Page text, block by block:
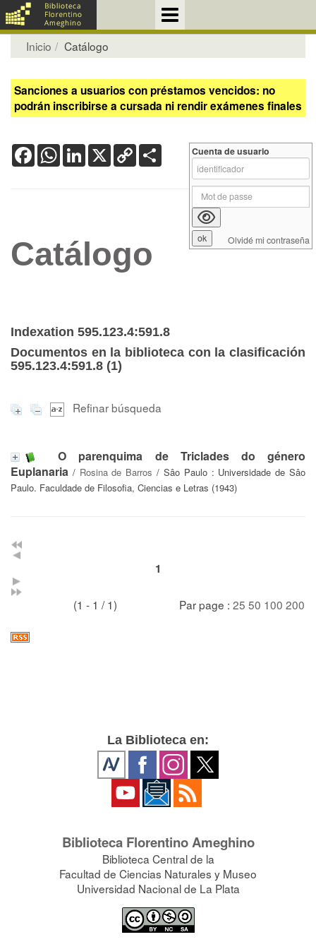
Inicio Catálogo
Sanciones a usuarios con préstamos vencidos: no
podrán inscribirse a cursada ni rendir exámenes finales
FacebookWhatsApp
LinkedIn
X Copy
Link
Catálogo
Indexation 595.123.4:591.8
Documentos en la biblioteca con la clasificación
595.123.4:591.8 (1)
Refinar búsqueda
O parenquima de Triclades do género
Euplanaria / Rosina de Barros / Sâo Paulo : Universidade de Sâo
Paulo. Faculdade de Filosofia, Ciencias e Letras (1943)
1
(1 - 1 / 1) Par page : 25 50 100 200
Cuenta de usuario
Olvidé mi contraseña
La Biblioteca en:
Biblioteca Florentino Ameghino
Biblioteca Central de la
Facultad de Ciencias Naturales y Museo
Universidad Nacional de La Plata